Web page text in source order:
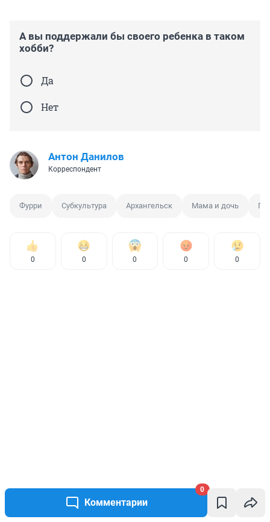
Комментарии
0
А вы поддержали бы своего ребенка в таком
хобби?
Да
Нет
Антон Данилов
Корреспондент
Фурри Субкультура Архангельск Мама и дочь
0 0 0 0 0
КОММЕНТАРИИ 0